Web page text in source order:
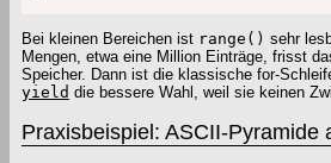
Bei kleinen Bereichen ist range() sehr
Mengen, etwa eine Million Einträge, frisst
Speicher. Dann ist die klassische for-
yield die bessere Wahl, weil sie keinen
Praxisbeispiel: ASCII-Pyramide